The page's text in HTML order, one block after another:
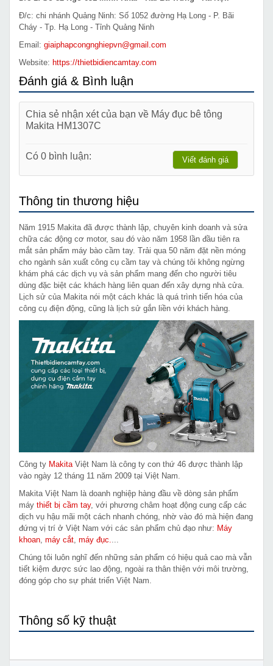
Đ/c: chi nhánh Quảng Ninh: Số 1052 đường Hạ Long - P. Bãi
Cháy - Tp. Hạ Long - Tỉnh Quảng Ninh
Email: giaiphapcongnghiepvn@gmail.com
Website: https://thietbidiencamtay.com
Đánh giá & Bình luận
Chia sẻ nhận xét của bạn về Máy đục bê tông
Makita HM1307C
Có 0 bình luận: Viết đánh giá
Thông tin thương hiệu
Năm 1915 Makita đã được thành lập, chuyên kinh doanh và sửa
chữa các động cơ motor, sau đó vào năm 1958 lần đầu tiên ra
mắt sản phẩm máy bào cầm tay. Trải qua 50 năm đặt nền móng
cho ngành sản xuất công cụ cầm tay và chúng tôi không ngừng
khám phá các dịch vụ và sản phẩm mang đến cho người tiêu
dùng đặc biệt các khách hàng liên quan đến xây dựng nhà cửa.
Lịch sử của Makita nói một cách khác là quá trình tiến hóa của
công cụ điện động, cũng là lịch sử gắn liền với khách hàng.
Công ty MakitaViệt Nam là công ty con thứ 46 được thành lập
vào ngày 12 tháng 11 năm 2009 tại Việt Nam.
Makita Việt Nam là doanh nghiệp hàng đầu về dòng sản phẩm
máy thiết bị cầm tay, với phương châm hoạt động cung cấp các
dịch vụ hậu mãi một cách nhanh chóng, nhờ vào đó mà hiện đang
đứng vị trí ở Việt Nam với các sản phẩm chủ đạo như: Máy
khoan, máy cắt, máy đục....
Chúng tôi luôn nghĩ đến những sản phẩm có hiệu quả cao mà vẫn
tiết kiệm được sức lao động, ngoài ra thân thiện với môi trường,
đóng góp cho sự phát triển Việt Nam.
Thông số kỹ thuật